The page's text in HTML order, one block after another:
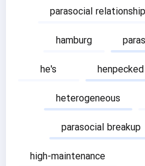
parasocial relationship
hamburg
he's
henpecked
heterogeneous
parasocial breakup
high-maintenance